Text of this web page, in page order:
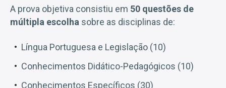
A prova objetiva consistiu em 50 questões de
múltipla escolha sobre as disciplinas de:
Língua Portuguesa e Legislação (10)
Conhecimentos Didático-Pedagógicos (10)
Conhecimentos Específicos (30)